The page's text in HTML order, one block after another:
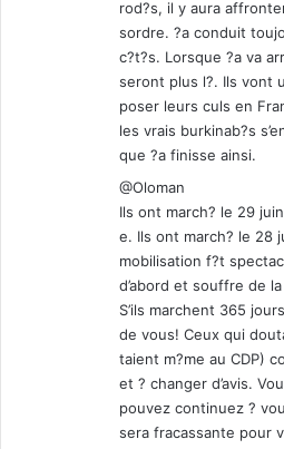
rod?s, il y aura
sordre. ?a conduit
c?t?s. Lorsque ?a va
seront plus l?. Ils vont
poser leurs culs en
les vrais burkinab?s
que ?a finisse ainsi.
@Oloman
Ils ont march? le 29
e. Ils ont march? le 28
mobilisation f?t
d’abord et souffre de
S’ils marchent 365
de vous! Ceux qui
taient m?me au CDP)
et ? changer d’avis.
pouvez continuez ?
sera fracassante pour